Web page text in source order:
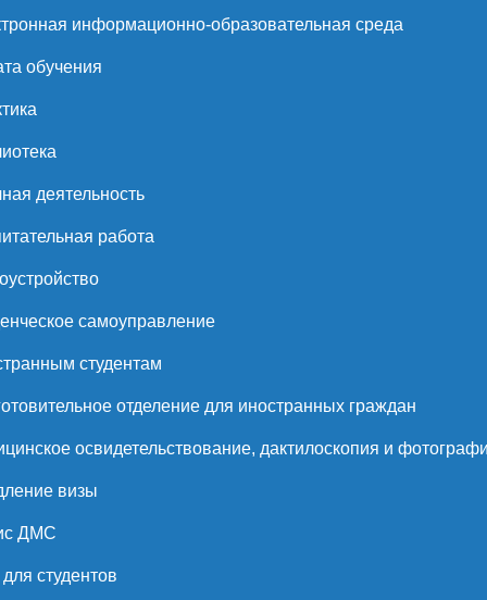
информационно-образовательная среда
обучения
деятельность
работа
самоуправление
студентам
отделение для иностранных граждан
освидетельствование, дактилоскопия и
визы
ДМС
студентов